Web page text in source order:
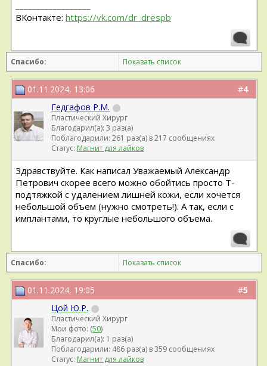
ВКонтакте:https://vk.com/dr_drespb
Спасибо: Показать список
#4
01.11.2024, 13:06
Гедгафов Р.М.
Пластический Хирург
Благодарил(а): 3 раз(а)
Поблагодарили: 261 раз(а) в 217 сообщениях
Статус: Магнит для лайков
Здравствуйте. Как написал Уважаемый Александр
Петрович скорее всего можно обойтись просто Т-
подтяжкой с удалением лишней кожи, если хочется
небольшой объем (нужно смотреть!). А так, если с
имплантами, то круглые небольшого объема.
Спасибо: Показать список
#5
01.11.2024, 19:05
Цой Ю.Р.
Пластический Хирург
Мои фото: (50)
Благодарил(а): 1 раз(а)
Поблагодарили: 486 раз(а) в 359 сообщениях
Статус: Магнит для лайков